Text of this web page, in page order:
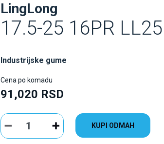
LingLong
17.5-25 16PR
Industrijske gume
Cena po komadu
91,020 RSD
KUPI ODMAH